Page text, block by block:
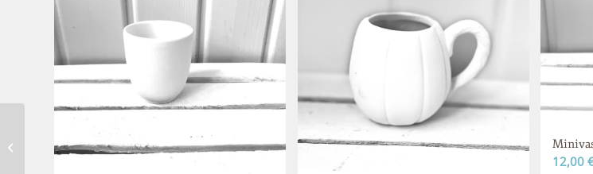
12,00
Kindertasse (KITA)